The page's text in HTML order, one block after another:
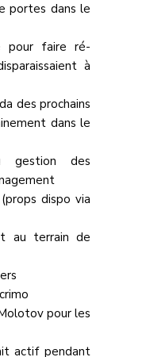
portes dans le
pour faire ré-
à
des prochains
dans le
gestion des
dispo via
au terrain de
pour les
actif pendant